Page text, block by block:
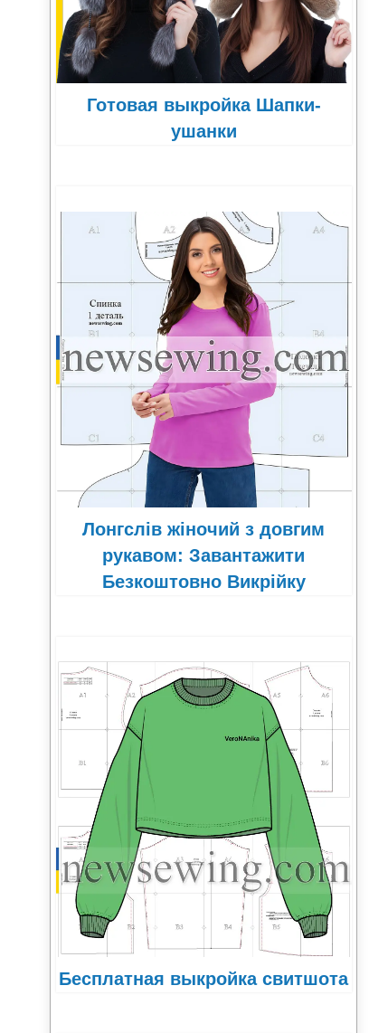
Готовая выкройка Шапки-
ушанки
Лонгслів жіночий з довгим
рукавом: Завантажити
Безкоштовно Викрійку
Бесплатная выкройка свитшота